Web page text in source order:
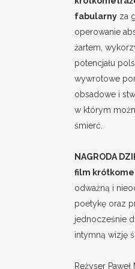
fabularny za
operowanie
żartem,
potencjału
wywrotowe
obsadowe i
w którym
śmierć.
NAGRODA
film
odważną i
poetykę oraz
jednocześnie
intymną wizję
Reżyser Paweł